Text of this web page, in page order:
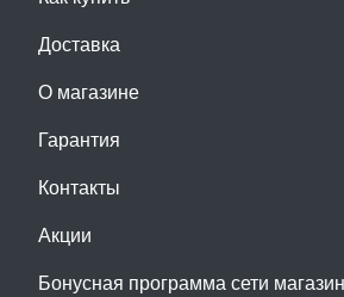
Доставка
О магазине
Гарантия
Контакты
Акции
Бонусная программа сети